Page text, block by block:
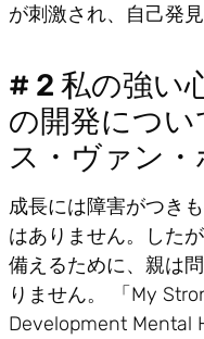
が刺激され、自己発
# 2 私の強い
の開発につ
ス・ヴァン
成長には障害がつき
はありません。した
備えるために、親は
りません。 「My
Development Mental